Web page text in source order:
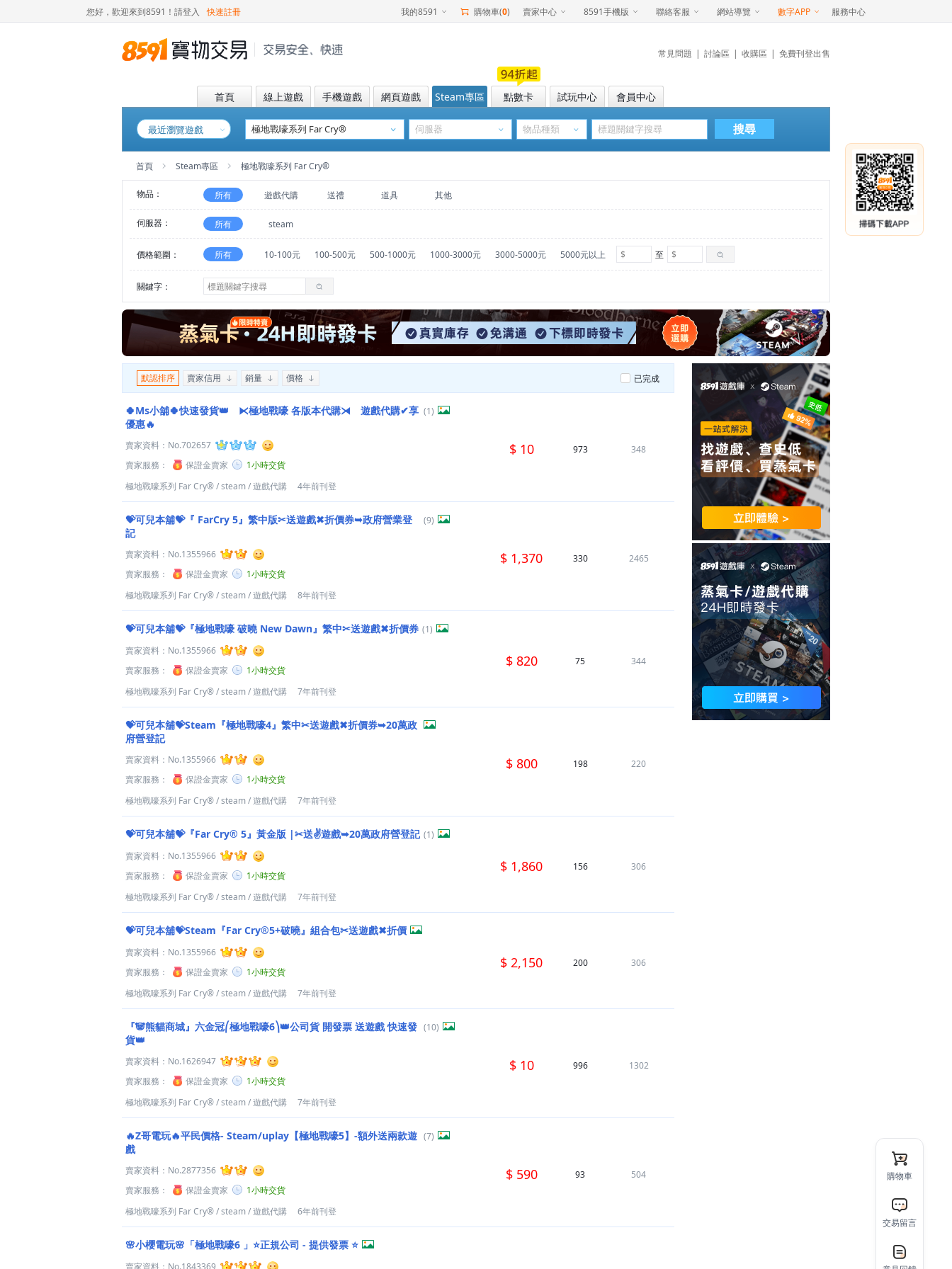
您好，歡迎來到8591！ 請登入 快速註冊 我的8591 購物車(0) 賣家中心 8591手機版 聯絡客服 網站導覽 數字APP 服務中心
常見問題 | 討論區 | 收購區 | 免費刊登出售
首頁 線上遊戲 手機遊戲 網頁遊戲 Steam專區 點數卡 試玩中心 會員中心
最近瀏覽遊戲 搜尋
首頁 Steam專區 極地戰嚎系列 Far Cry®
物品： 所有 遊戲代購 送禮 道具 其他
伺服器： 所有 steam
價格範圍： 所有 10-100元 100-500元 500-1000元 1000-3000元 3000-5000元 5000元以上 至
關鍵字：
默認排序 賣家信用 銷量 價格 已完成
🍀Ms小舖🍀快速發貨👑 ⧔極地戰嚎 各版本代購⧕ 遊戲代購✔享
優惠🔥
(1)
賣家資料： No.702657
賣家服務：
保證金賣家
1小時交貨
極地戰嚎系列 Far Cry®/steam/遊戲代購 4年前刊登
$ 10 973 348
💝可兒本舖💝『 FarCry 5』繁中版✂送遊戲✖折價券➥政府營業登
記
(9)
賣家資料： No.1355966
賣家服務：
保證金賣家
1小時交貨
極地戰嚎系列 Far Cry®/steam/遊戲代購 8年前刊登
$ 1,370 330 2465
💝可兒本舖💝『極地戰嚎 破曉 New Dawn』繁中✂送遊戲✖折價券 (1)
賣家資料： No.1355966
賣家服務：
保證金賣家
1小時交貨
極地戰嚎系列 Far Cry®/steam/遊戲代購 7年前刊登
$ 820 75 344
💝可兒本舖💝Steam『極地戰嚎4』繁中✂送遊戲✖折價券➥20萬政
府營登記
賣家資料： No.1355966
賣家服務：
保證金賣家
1小時交貨
極地戰嚎系列 Far Cry®/steam/遊戲代購 7年前刊登
$ 800 198 220
💝可兒本舖💝『Far Cry® 5』黃金版 |✂送✌遊戲➥20萬政府營登記 (1)
賣家資料： No.1355966
賣家服務：
保證金賣家
1小時交貨
極地戰嚎系列 Far Cry®/steam/遊戲代購 7年前刊登
$ 1,860 156 306
💝可兒本舖💝Steam『Far Cry®5+破曉』組合包✂送遊戲✖折價
賣家資料： No.1355966
賣家服務：
保證金賣家
1小時交貨
極地戰嚎系列 Far Cry®/steam/遊戲代購 7年前刊登
$ 2,150 200 306
『🐼熊貓商城』六金冠⎛極地戰嚎6⎞👑公司貨 開發票 送遊戲 快速發
貨👑
(10)
賣家資料： No.1626947
賣家服務：
保證金賣家
1小時交貨
極地戰嚎系列 Far Cry®/steam/遊戲代購 7年前刊登
$ 10 996 1302
🔥Z哥電玩🔥平民價格- Steam/uplay【極地戰嚎5】-額外送兩款遊
戲
(7)
賣家資料： No.2877356
賣家服務：
保證金賣家
1小時交貨
極地戰嚎系列 Far Cry®/steam/遊戲代購 6年前刊登
$ 590 93 504
🌸小櫻電玩🌸「極地戰嚎6 」⭐️正規公司 - 提供發票 ⭐️
賣家資料： No.1843369
購物車
交易留言